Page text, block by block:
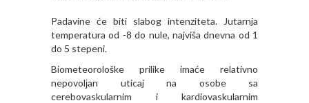
Padavine će biti slabog intenziteta. Jutarnja
temperatura od -8 do nule, najviša dnevna od 1
do 5 stepeni.
Biometeorološke prilike imaće relativno
nepovolјan uticaj na osobe sa
cerebovaskularnim i kardiovaskularnim